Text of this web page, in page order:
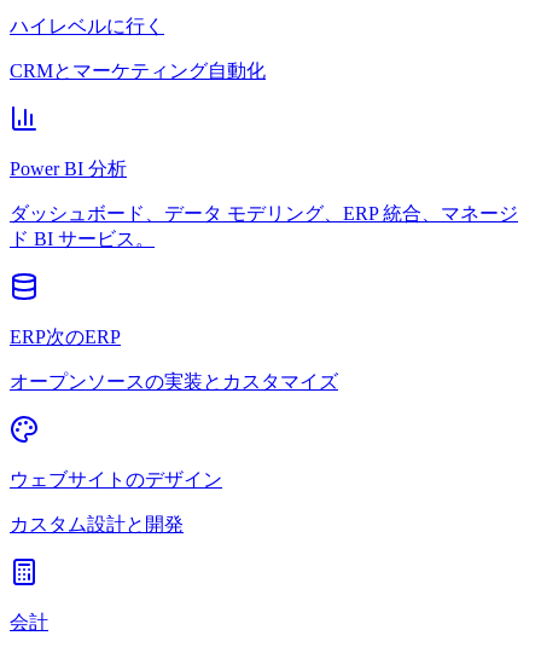
ハイレベルに行く
CRMとマーケティング自動化
Power BI 分析
ダッシュボード、データ モデリング、ERP 統合、マネージ
ド BI サービス。
ERP次のERP
オープンソースの実装とカスタマイズ
ウェブサイトのデザイン
カスタム設計と開発
会計